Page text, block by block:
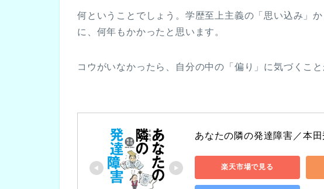
何ということでしょう。学歴至上主義の「思い込み」
に、何年もかかったと思います。
コウがいなかったら、自分の中の「偏り」に気づくこと
あなたの隣の発達障害／本
楽天市場で見る